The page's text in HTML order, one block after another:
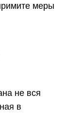
меры
не вся
в